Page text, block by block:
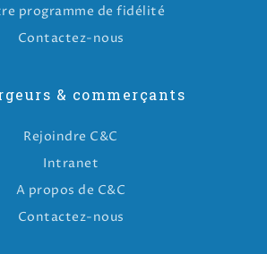
programme de fidélité
Contactez-nous
& commerçants
Rejoindre C&C
Intranet
A propos de C&C
Contactez-nous